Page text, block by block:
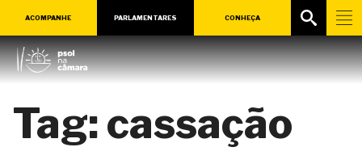
ACOMPANHE PARLAMENTARES CONHEÇA
Tag:cassação